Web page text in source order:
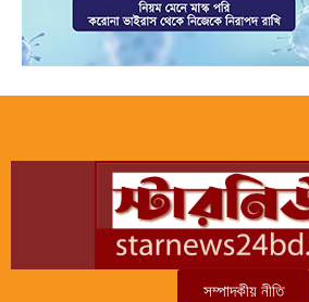
সম্পাদকীয় নীতি